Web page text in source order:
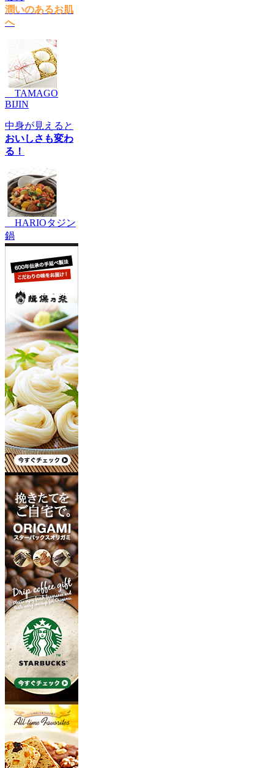
潤いのあるお肌
へ
TAMAGO
BIJIN
中身が見えると
おいしさも変わ
る！
HARIOタジン
鍋